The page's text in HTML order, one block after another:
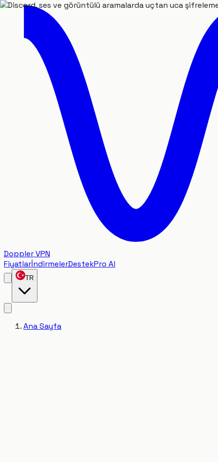
Doppler VPN
FiyatlarİndirmelerDestekPro Al
TR
Ana Sayfa